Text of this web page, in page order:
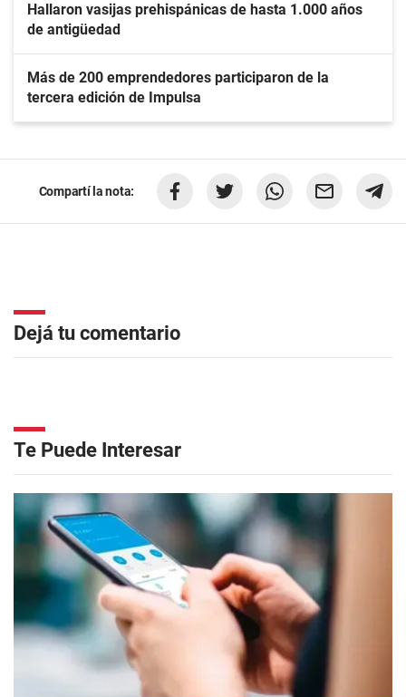
Hallaron vasijas prehispánicas de hasta 1.000 años
de antigüedad
Más de 200 emprendedores participaron de la
tercera edición de Impulsa
Compartí la nota:
Dejá tu comentario
Te Puede Interesar